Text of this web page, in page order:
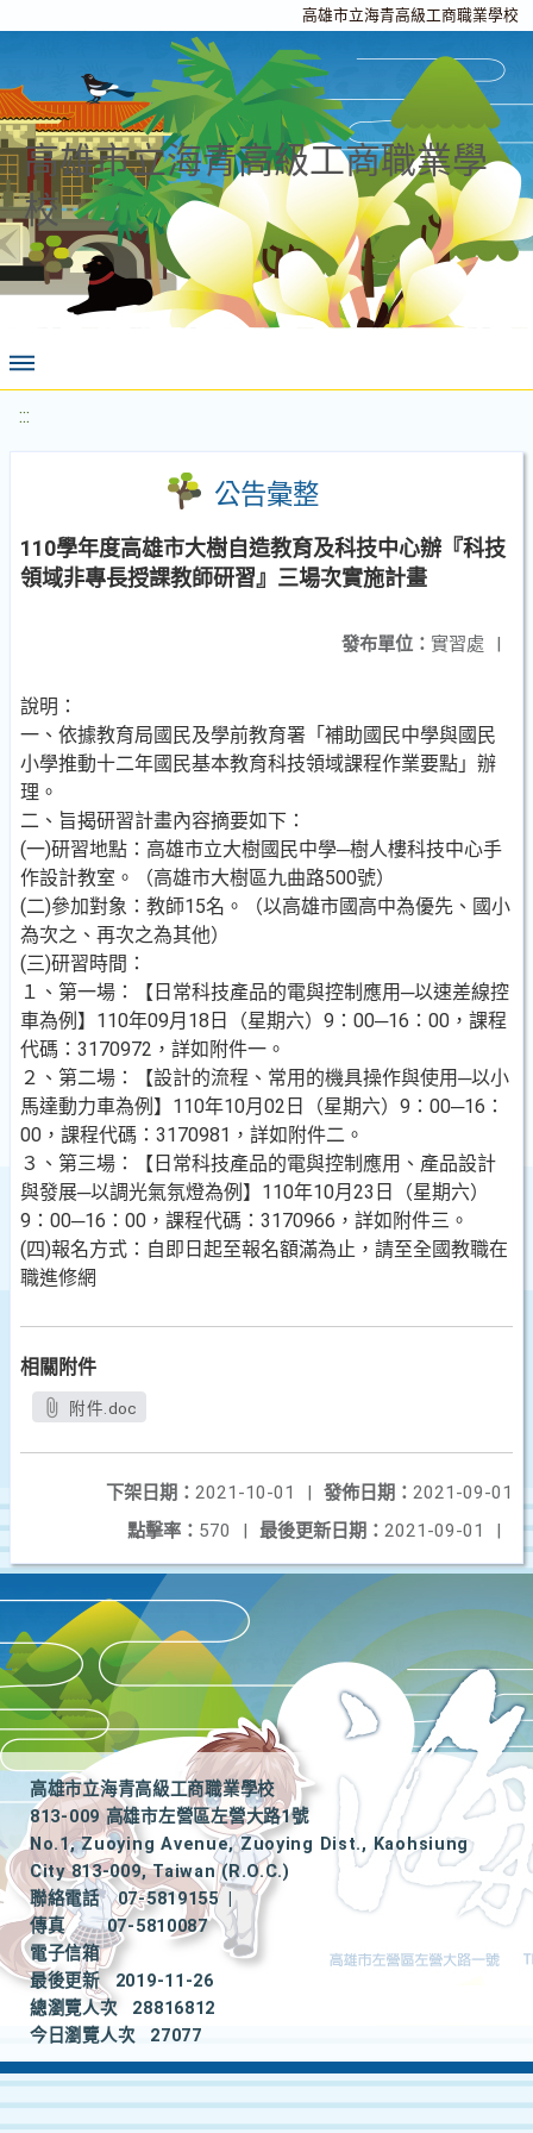
高雄市立海青高級工商職業學校
高雄市立海青高級工商職業學
校
:::
公告彙整
110學年度高雄市大樹自造教育及科技中心辦『科技
領域非專長授課教師研習』三場次實施計畫
發布單位： 實習處 |
說明：
一、依據教育局國民及學前教育署「補助國民中學與國民
小學推動十二年國民基本教育科技領域課程作業要點」辦
理。
二、旨揭研習計畫內容摘要如下：
(一)研習地點：高雄市立大樹國民中學─樹人樓科技中心手
作設計教室。（高雄市大樹區九曲路500號）
(二)參加對象：教師15名。（以高雄市國高中為優先、國小
為次之、再次之為其他）
(三)研習時間：
１、第一場：【日常科技產品的電與控制應用─以速差線控
車為例】110年09月18日（星期六）9：00─16：00，課程
代碼：3170972，詳如附件一。
２、第二場：【設計的流程、常用的機具操作與使用─以小
馬達動力車為例】110年10月02日（星期六）9：00─16：
00，課程代碼：3170981，詳如附件二。
３、第三場：【日常科技產品的電與控制應用、產品設計
與發展─以調光氣氛燈為例】110年10月23日（星期六）
9：00─16：00，課程代碼：3170966，詳如附件三。
(四)報名方式：自即日起至報名額滿為止，請至全國教職在
職進修網
相關附件
附件.doc
發佈日期： 2021-09-01
下架日期： 2021-10-01
|
最後更新日期： 2021-09-01 |
點擊率： 570 |
高雄市立海青高級工商職業學校
813-009 高雄市左營區左營大路1號
No.1, Zuoying Avenue, Zuoying Dist., Kaohsiung
City 813-009, Taiwan (R.O.C.)
聯絡電話
07-5819155
|
傳真
07-5810087
電子信箱
最後更新
2019-11-26
總瀏覽人次
28816812
今日瀏覽人次
27077